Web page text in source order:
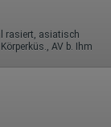
rasiert, asiatisch
AV b. Ihm